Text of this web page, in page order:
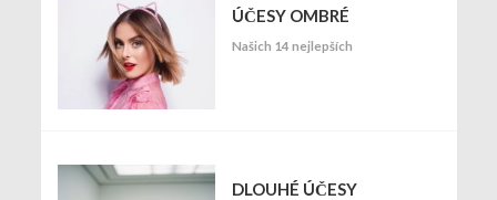
ÚČESY OMBRÉ
Našich 14 nejlepších
DLOUHÉ ÚČESY